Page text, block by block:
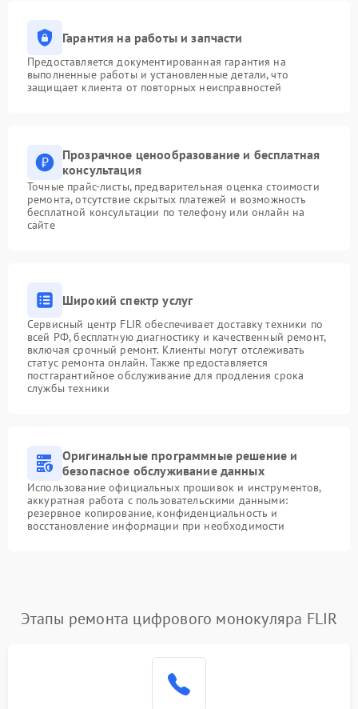
Гарантия на работы и запчасти
Предоставляется документированная гарантия на
выполненные работы и установленные детали, что
защищает клиента от повторных неисправностей
Прозрачное ценообразование и бесплатная
консультация
Точные прайс-листы, предварительная оценка стоимости
ремонта, отсутствие скрытых платежей и возможность
бесплатной консультации по телефону или онлайн на
сайте
Широкий спектр услуг
Сервисный центр FLIR обеспечивает доставку техники по
всей РФ, бесплатную диагностику и качественный ремонт,
включая срочный ремонт. Клиенты могут отслеживать
статус ремонта онлайн. Также предоставляется
постгарантийное обслуживание для продления срока
службы техники
Оригинальные программные решение и
безопасное обслуживание данных
Использование официальных прошивок и инструментов,
аккуратная работа с пользовательскими данными:
резервное копирование, конфиденциальность и
восстановление информации при необходимости
Этапы ремонта цифрового монокуляра FLIR